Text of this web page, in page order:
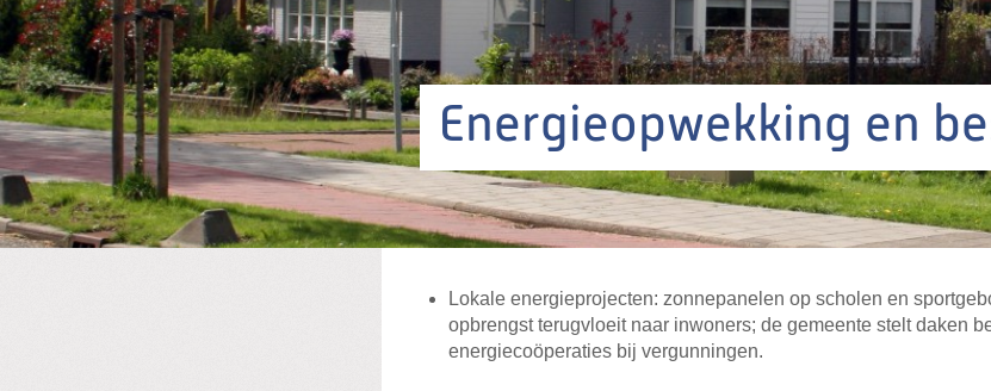
Energieopwekking en
Lokale energieprojecten: zonnepanelen op scholen en
opbrengst terugvloeit naar inwoners; de gemeente stelt daken
energiecoöperaties bij vergunningen.